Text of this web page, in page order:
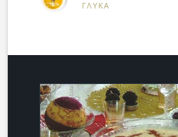
ΓΛΥΚΑ